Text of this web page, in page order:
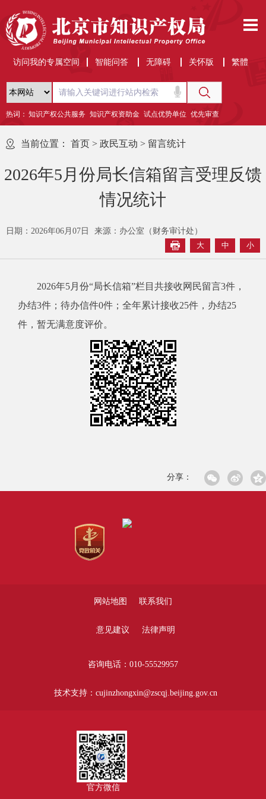
访问我的专属空间 智能问答 无障碍 关怀版 繁體
热词： 知识产权公共服务 知识产权资助金 试点优势单位 优先审查
当前位置： 首页 > 政民互动 > 留言统计
2026年5月份局长信箱留言受理反馈
情况统计
日期：2026年06月07日
来源：办公室（财务审计处）
大
中 小
2026年5月份“局长信箱”栏目共接收网民留言3件，
办结3件；待办信件0件；全年累计接收25件，办结25
件，暂无满意度评价。
分享：
网站地图 联系我们
意见建议 法律声明
咨询电话：010-55529957
技术支持：cujinzhongxin@zscqj.beijing.gov.cn
官方微信